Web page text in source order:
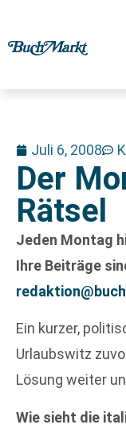
Juli 6, 2008
Der
Rätsel
Jeden Montag
Ihre Beiträge
Ein kurzer,
Urlaubswitz
Lösung weiter
Wie sieht die